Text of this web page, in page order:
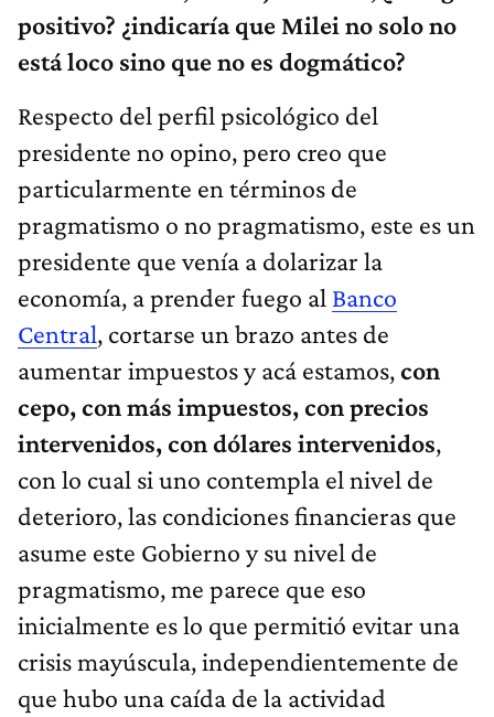
positivo? ¿indicaría que Milei no solo no
está loco sino que no es dogmático?
Respecto del perfil psicológico del
presidente no opino, pero creo que
particularmente en términos de
pragmatismo o no pragmatismo, este es un
presidente que venía a dolarizar la
economía, a prender fuego al Banco
Central, cortarse un brazo antes de
aumentar impuestos y acá estamos,con
cepo, con más impuestos, con precios
intervenidos, con dólares intervenidos,
con lo cual si uno contempla el nivel de
deterioro, las condiciones financieras que
asume este Gobierno y su nivel de
pragmatismo, me parece que eso
inicialmente es lo que permitió evitar una
crisis mayúscula, independientemente de
que hubo una caída de la actividad